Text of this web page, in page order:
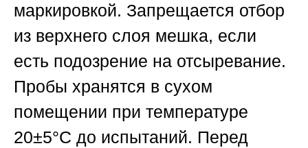
маркировкой. Запрещается отбор
из верхнего слоя мешка, если
есть подозрение на отсыревание.
Пробы хранятся в сухом
помещении при температуре
20±5°С до испытаний. Перед